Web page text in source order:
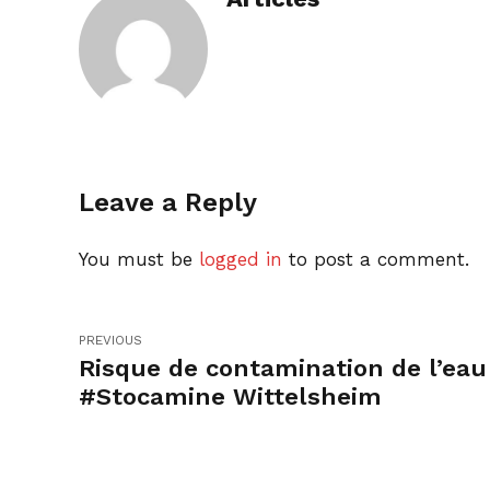
Leave a Reply
You must be logged in to post a comment.
PREVIOUS
Risque de contamination de
#Stocamine Wittelsheim